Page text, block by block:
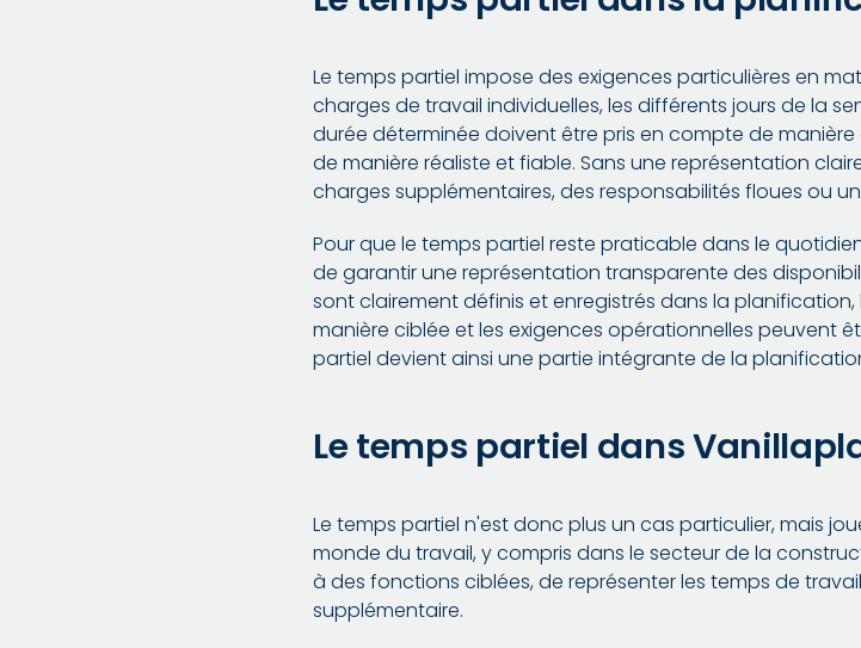
Le temps partiel impose des exigences particulières en
charges de travail individuelles, les différents jours de la
durée déterminée doivent être pris en compte de
de manière réaliste et fiable. Sans une représentation
charges supplémentaires, des responsabilités floues ou
Pour que le temps partiel reste praticable dans le
de garantir une représentation transparente des
sont clairement définis et enregistrés dans la
manière ciblée et les exigences opérationnelles peuvent
partiel devient ainsi une partie intégrante de la
Le temps partiel dans
Le temps partiel n'est donc plus un cas particulier, mais
monde du travail, y compris dans le secteur de la
à des fonctions ciblées, de représenter les temps de
supplémentaire.